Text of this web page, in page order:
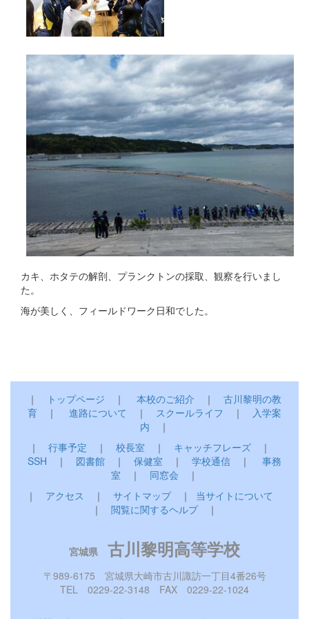
カキ、ホタテの解剖、プランクトンの採取、観察を行いまし
た。
海が美しく、フィールドワーク日和でした。
｜ トップページ ｜ 本校のご紹介 ｜ 古川黎明の教
育 ｜ 進路について ｜ スクールライフ ｜
入学案
内 ｜
｜ 行事予定 ｜ 校長室 ｜ キャッチフレーズ ｜
SSH ｜ 図書館 ｜ 保健室 ｜ 学校通信 ｜ 事務
室 ｜ 同窓会 ｜
｜ アクセス ｜ サイトマップ｜ 当サイトについて
｜ 閲覧に関するヘルプ｜
宮城県 古川黎明高等学校
〒989-6175 宮城県大崎市古川諏訪一丁目4番26号
TEL 0229-22-3148 FAX 0229-22-1024